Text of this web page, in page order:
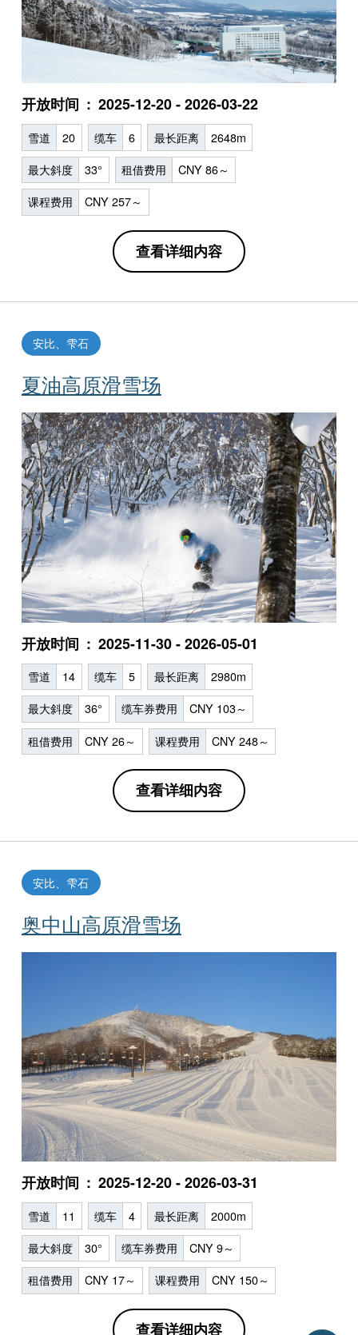
开放时间 2025-12-20 - 2026-03-22
雪道 20 缆车 6 最长距离 2648m
最大斜度 33° 租借费用 CNY 86～
课程费用 CNY 257～
查看详细内容
夏油高原滑雪场
安比、雫石
开放时间 2025-11-30 - 2026-05-01
雪道 14 缆车 5 最长距离 2980m
最大斜度 36° 缆车券费用 CNY 103～
租借费用 CNY 26～ 课程费用 CNY 248～
查看详细内容
奥中山高原滑雪场
安比、雫石
开放时间 2025-12-20 - 2026-03-31
雪道 11 缆车 4 最长距离 2000m
最大斜度 30° 缆车券费用 CNY 9～
租借费用 CNY 17～ 课程费用 CNY 150～
查看详细内容